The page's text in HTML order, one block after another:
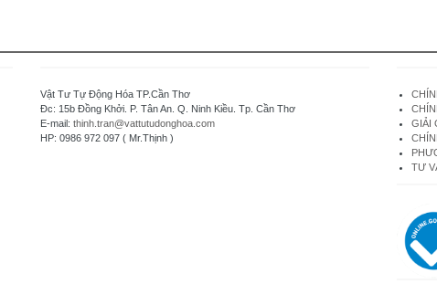
Vật Tư Tự Động Hóa TP.Cần Thơ
Đc: 15b Đồng Khởi. P. Tân An. Q. Ninh Kiều. Tp. Cần Thơ
E-mail: thinh.tran@vattutudonghoa.com
HP: 0986 972 097 ( Mr.Thịnh )
GIẢI
TƯ